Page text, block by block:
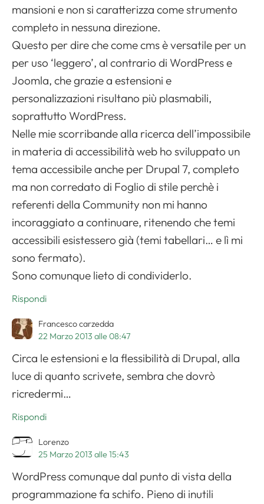
mansioni e non si caratterizza come strumento
completo in nessuna direzione.
Questo per dire che come cms è versatile per un
per uso ‘leggero’, al contrario di WordPress e
Joomla, che grazie a estensioni e
personalizzazioni risultano più plasmabili,
soprattutto WordPress.
Nelle mie scorribande alla ricerca dell’impossibile
in materia di accessibilità web ho sviluppato un
tema accessibile anche per Drupal 7, completo
ma non corredato di Foglio di stile perchè i
referenti della Community non mi hanno
incoraggiato a continuare, ritenendo che temi
accessibili esistessero già (temi tabellari… e lì mi
sono fermato).
Sono comunque lieto di condividerlo.
Rispondi
Francesco carzedda
22 Marzo 2013 alle 08:47
Circa le estensioni e la flessibilità di Drupal, alla
luce di quanto scrivete, sembra che dovrò
ricredermi…
Rispondi
Lorenzo
25 Marzo 2013 alle 15:43
WordPress comunque dal punto di vista della
programmazione fa schifo. Pieno di inutili